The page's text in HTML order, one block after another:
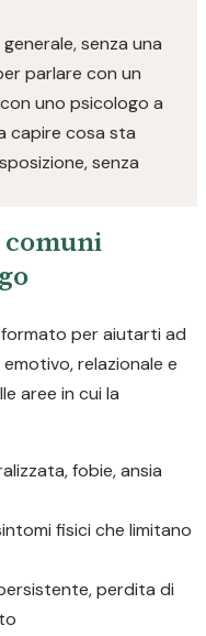
senza una
parlare con un
uno psicologo a
capire cosa sta
senza
per aiutarti ad
relazionale e
aree in cui la
fobie, ansia
fisici che limitano
perdita di